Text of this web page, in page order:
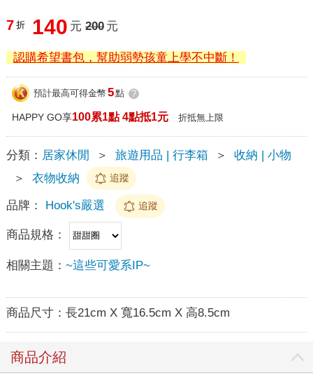
7 折 140 元 200 元
認購希望書包，幫助弱勢孩童上學不中斷！
預計最高可得金幣 5點 ?
HAPPY GO享100累1點 4點抵1元 折抵無上限
分類： 居家休閒 ＞ 旅遊用品 | 行李箱 ＞
收納 | 小物
＞
衣物收納 追蹤
品牌： Hook's嚴選 追蹤
商品規格：
相關主題： ~這些可愛系IP~
商品尺寸： 長21cm X 寬16.5cm X 高8.5cm
商品介紹